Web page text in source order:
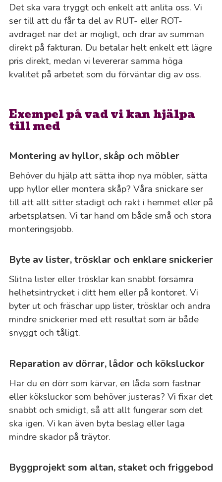
Det ska vara tryggt och enkelt att anlita oss. Vi
ser till att du får ta del av RUT- eller ROT-
avdraget när det är möjligt, och drar av summan
direkt på fakturan. Du betalar helt enkelt ett lägre
pris direkt, medan vi levererar samma höga
kvalitet på arbetet som du förväntar dig av oss.
Exempel på vad vi kan hjälpa
till med
Montering av hyllor, skåp och möbler
Behöver du hjälp att sätta ihop nya möbler, sätta
upp hyllor eller montera skåp? Våra snickare ser
till att allt sitter stadigt och rakt i hemmet eller på
arbetsplatsen. Vi tar hand om både små och stora
monteringsjobb.
Byte av lister, trösklar och enklare snickerier
Slitna lister eller trösklar kan snabbt försämra
helhetsintrycket i ditt hem eller på kontoret. Vi
byter ut och fräschar upp lister, trösklar och andra
mindre snickerier med ett resultat som är både
snyggt och tåligt.
Reparation av dörrar, lådor och köksluckor
Har du en dörr som kärvar, en låda som fastnar
eller köksluckor som behöver justeras? Vi fixar det
snabbt och smidigt, så att allt fungerar som det
ska igen. Vi kan även byta beslag eller laga
mindre skador på träytor.
Byggprojekt som altan, staket och friggebod